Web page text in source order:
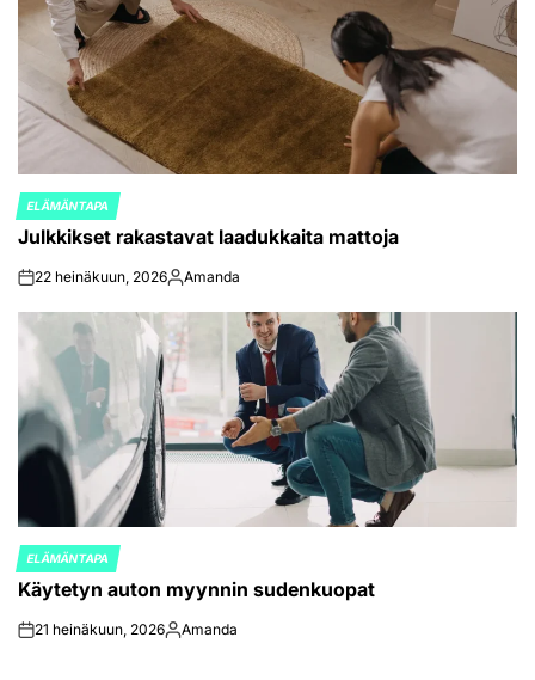
POSTED
IN
ELÄMÄNTAPA
Julkkikset rakastavat laadukkaita mattoja
on22 heinäkuun, 2026Posted
Amanda
POSTED
IN
ELÄMÄNTAPA
Käytetyn auton myynnin sudenkuopat
on21 heinäkuun, 2026Posted
Amanda